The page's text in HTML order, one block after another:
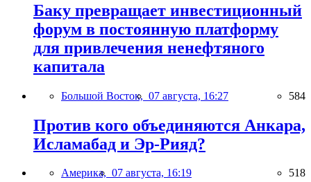
Баку превращает инвестиционный
форум в постоянную платформу
для привлечения ненефтяного
капитала
Большой Восток, 07 августа, 16:27 584
Против кого объединяются Анкара,
Исламабад и Эр-Рияд?
Америка, 07 августа, 16:19 518